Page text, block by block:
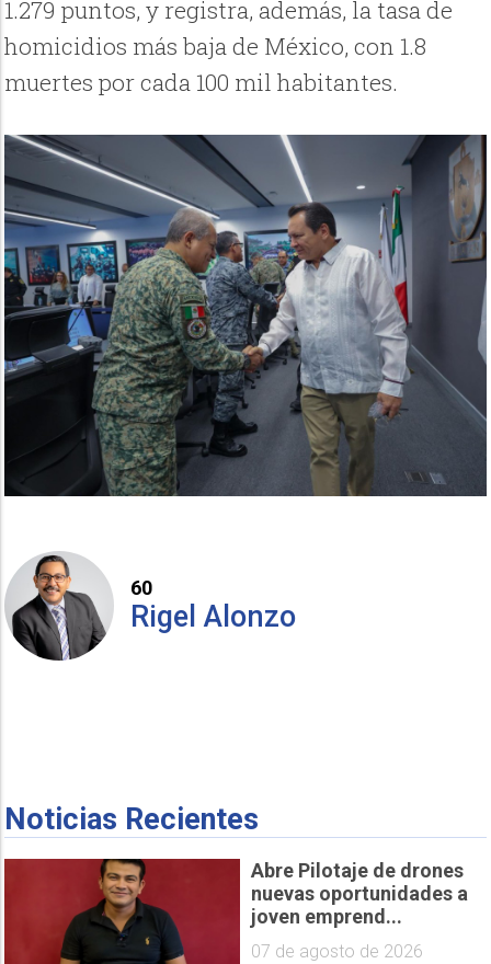
1.279 puntos, y registra, además, la tasa de
homicidios más baja de México, con 1.8
muertes por cada 100 mil habitantes.
60
Rigel Alonzo
Noticias Recientes
Abre Pilotaje de drones
nuevas oportunidades a
joven emprend...
07 de agosto de 2026